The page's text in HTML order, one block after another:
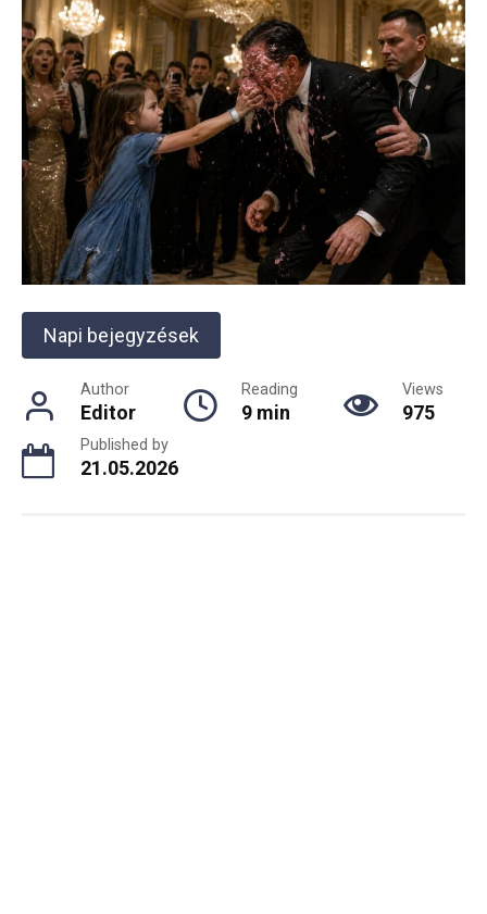
Napi bejegyzések
Author
Editor
Reading
9 min
Views
975
Published by
21.05.2026